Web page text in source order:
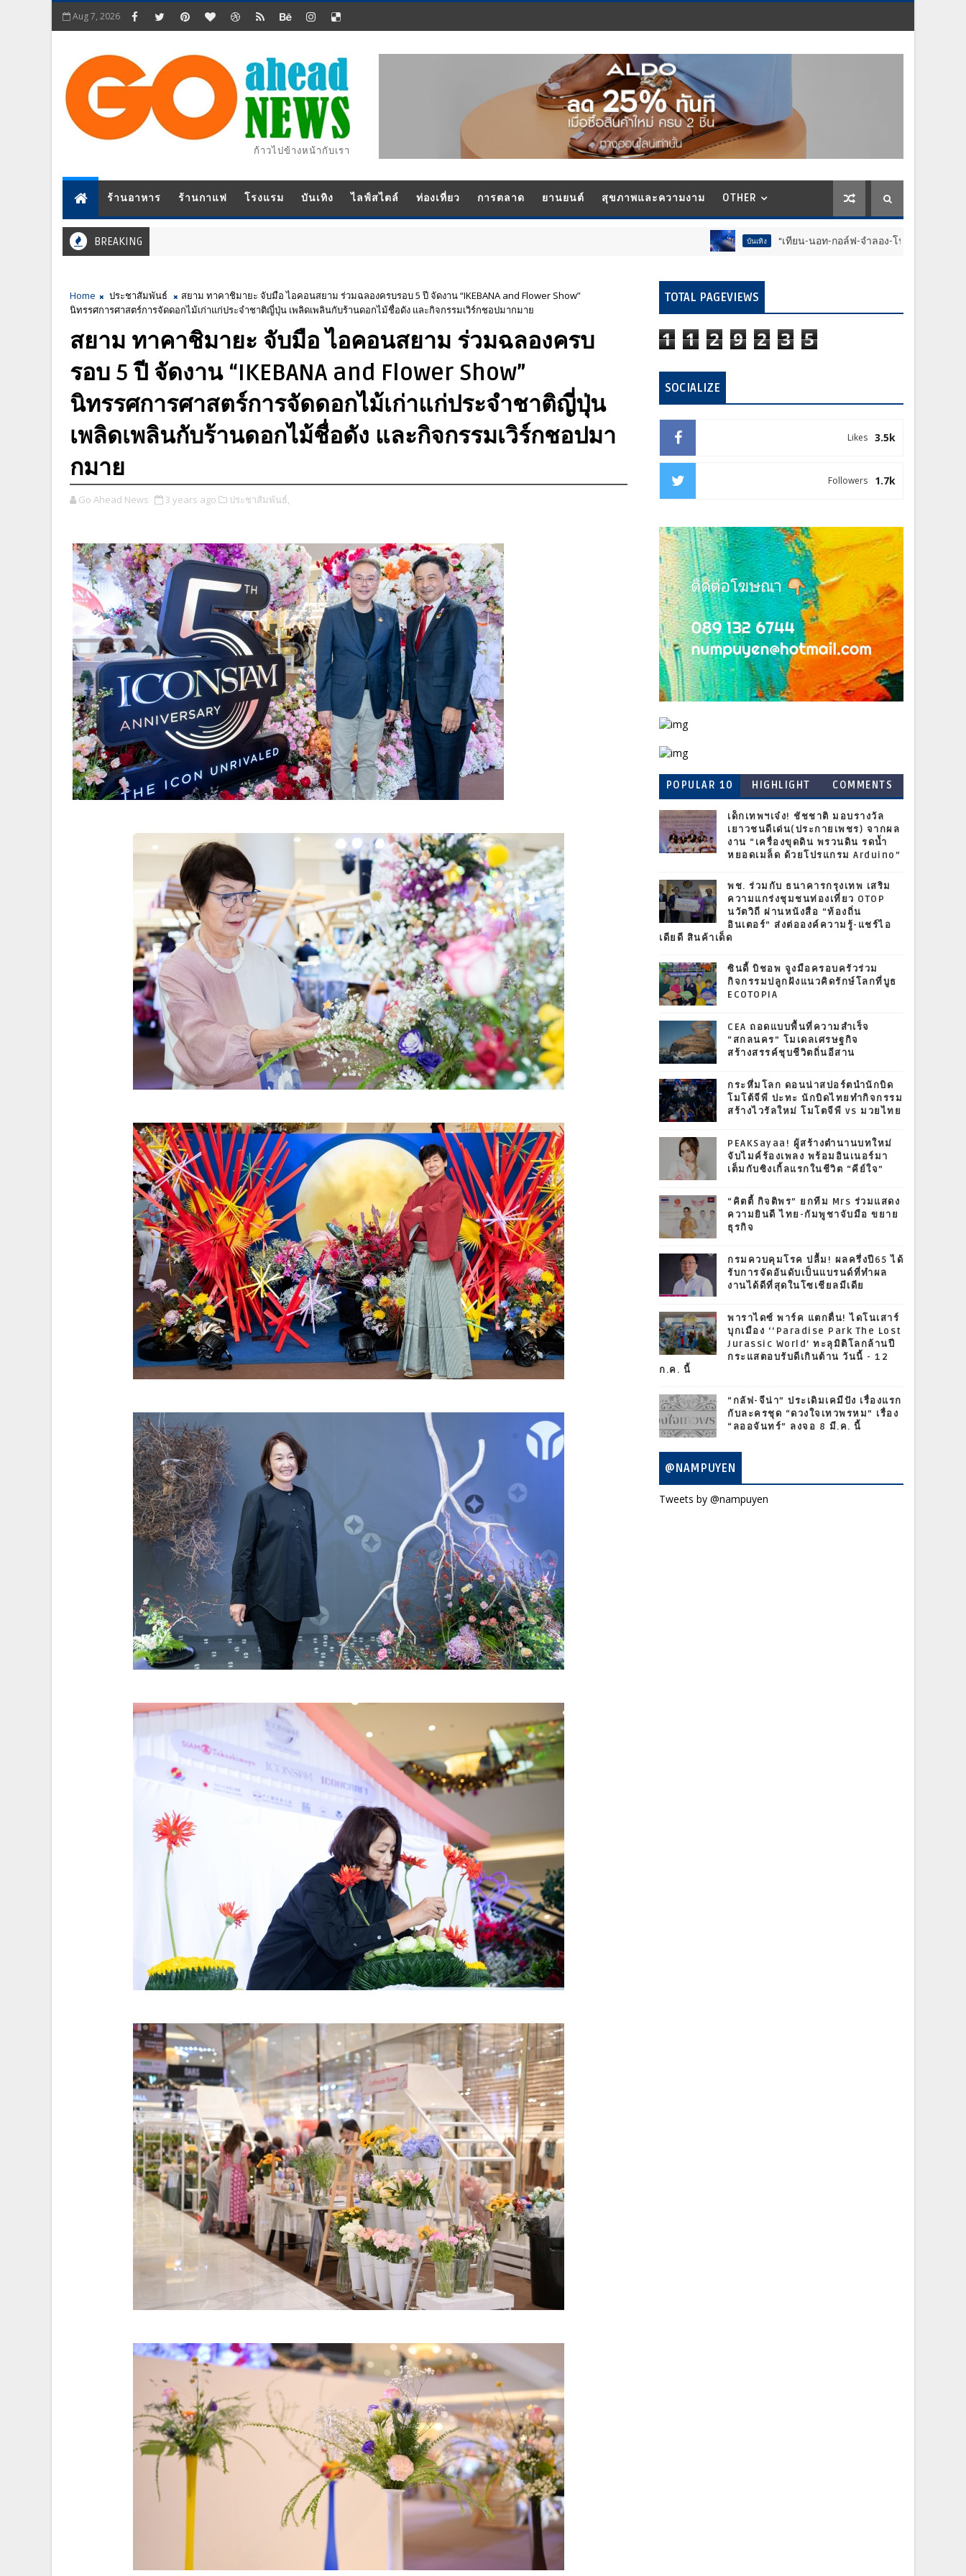
Aug 7, 2026
ก้าวไปข้างหน้ากับเรา
ร้านอาหาร ร้านกาแฟ โรงแรม บันเทิง ไลฟ์สไตล์ ท่องเที่ยว การตลาด ยานยนต์ สุขภาพและความงาม OTHER
BREAKING “เทียน-นอท-กอล์ฟ-จำลอง-โฟล์ค” ร้องจ๊าก!! อุปกรณ์ม่วนจ
Home ประชาสัมพันธ์
สยาม ทาคาชิมายะ จับมือ ไอคอนสยาม ร่วมฉลองครบรอบ 5 ปี จัดงาน “IKEBANA and Flower Show”
นิทรรศการศาสตร์การจัดดอกไม้เก่าแก่ประจำชาติญี่ปุ่น เพลิดเพลินกับร้านดอกไม้ชื่อดัง และกิจกรรมเวิร์กชอปมากมาย
สยาม ทาคาชิมายะ จับมือ ไอคอนสยาม ร่วมฉลองครบ
รอบ 5 ปี จัดงาน “IKEBANA and Flower Show”
นิทรรศการศาสตร์การจัดดอกไม้เก่าแก่ประจำชาติญี่ปุ่น
เพลิดเพลินกับร้านดอกไม้ชื่อดัง และกิจกรรมเวิร์กชอปมา
กมาย
Go Ahead News 3 years ago ประชาสัมพันธ์,
TOTAL PAGEVIEWS
1 1 2 9 2 3 5
SOCIALIZE
3.5k
Likes
1.7k
Followers
POPULAR 10 HIGHLIGHT COMMENTS
เด็กเทพฯเจ๋ง! ชัชชาติ มอบรางวัล
เยาวชนดีเด่น(ประกายเพชร) จากผล
งาน “เครื่องขุดดิน พรวนดิน รดน้ำ
หยอดเมล็ด ด้วยโปรแกรม Arduino”
พช. ร่วมกับ ธนาคารกรุงเทพ เสริม
ความแกร่งชุมชนท่องเที่ยว OTOP
นวัตวิถี ผ่านหนังสือ “ท้องถิ่น
อินเตอร์” ส่งต่อองค์ความรู้-แชร์ไอ
เดียดี สินค้าเด็ด
ซินดี้ บิชอพ จูงมือครอบครัวร่วม
กิจกรรมปลูกฝังแนวคิดรักษ์โลกที่บูธ
ECOTOPIA
CEA ถอดแบบพื้นที่ความสำเร็จ
“สกลนคร” โมเดลเศรษฐกิจ
สร้างสรรค์ชุบชีวิตถิ่นอีสาน
กระหึ่มโลก ดอนน่าสปอร์ตนำนักบิด
โมโต้จีพี ปะทะ นักบิดไทยทำกิจกรรม
สร้างไวรัลใหม่ โมโตจีพี vs มวยไทย
PEAKSayaa! ผู้สร้างตำนานบทใหม่
จับไมค์ร้องเพลง พร้อมอินเนอร์มา
เต็มกับซิงเกิ้ลแรกในชีวิต “คีย์ใจ”
“คิตตี้ กิจติพร” ยกทีม Mrs ร่วมแสดง
ความยินดี ไทย-กัมพูชาจับมือ ขยาย
ธุรกิจ
กรมควบคุมโรค ปลื้ม! ผลครึ่งปี65 ได้
รับการจัดอันดับเป็นแบรนด์ที่ทำผล
งานได้ดีที่สุดในโซเชียลมีเดีย
พาราไดซ์ พาร์ค แตกตื่น! ไดโนเสาร์
บุกเมือง ‘‘Paradise Park The Lost
Jurassic World’ ทะลุมิติโลกล้านปี
กระแสตอบรับดีเกินต้าน วันนี้ - 12
ก.ค. นี้
“กลัฟ-จีน่า” ประเดิมเคมีปัง เรื่องแรก
กับละครชุด “ดวงใจเทวพรหม” เรื่อง
“ลออจันทร์” ลงจอ 8 มี.ค. นี้
@NAMPUYEN
Tweets by @nampuyen